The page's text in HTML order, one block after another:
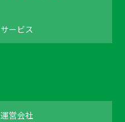
サービス
運営会社